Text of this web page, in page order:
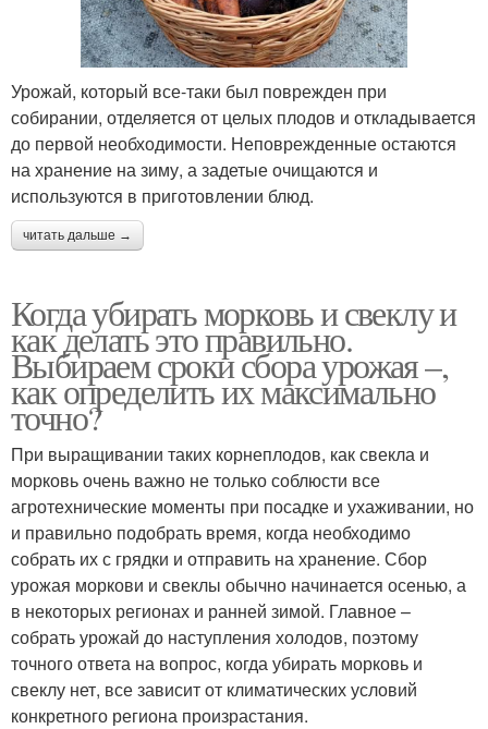
Урожай, который все-таки был поврежден при
собирании, отделяется от целых плодов и откладывается
до первой необходимости. Неповрежденные остаются
на хранение на зиму, а задетые очищаются и
используются в приготовлении блюд.
читать дальше →
Когда убирать морковь и свеклу и
как делать это правильно.
Выбираем сроки сбора урожая –,
как определить их максимально
точно?
При выращивании таких корнеплодов, как свекла и
морковь очень важно не только соблюсти все
агротехнические моменты при посадке и ухаживании, но
и правильно подобрать время, когда необходимо
собрать их с грядки и отправить на хранение. Сбор
урожая моркови и свеклы обычно начинается осенью, а
в некоторых регионах и ранней зимой. Главное –
собрать урожай до наступления холодов, поэтому
точного ответа на вопрос, когда убирать морковь и
свеклу нет, все зависит от климатических условий
конкретного региона произрастания.